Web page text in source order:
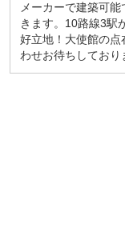
メーカーで建築可
きます。10路線3駅
好立地！大使館の
わせお待ちしており